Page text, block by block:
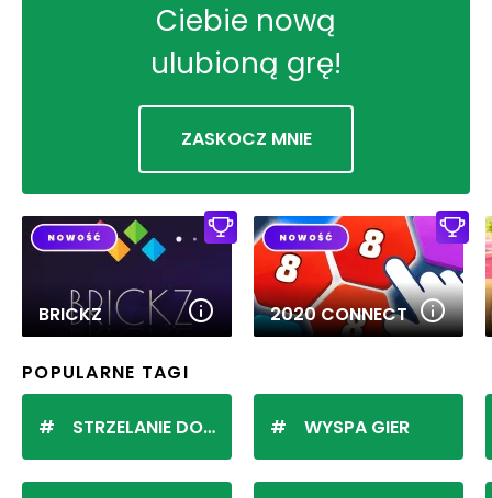
Ciebie nową
ulubioną grę!
ZASKOCZ MNIE
BRICKZ 2020 CONNECT
POPULARNE TAGI
STRZELANIE DO KULEK WYSPA GIER